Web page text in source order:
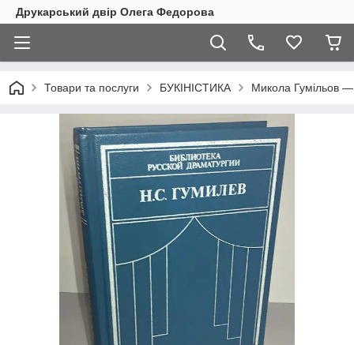
Друкарський двір Олега Федорова
Товари та послуги БУКІНІСТИКА Микола Гумільов —